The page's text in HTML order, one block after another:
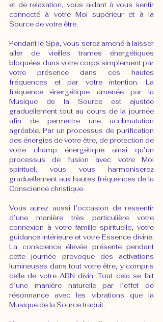
et de relaxation, vous aidant à vous sentir
connecté à votre Moi supérieur et à la
Source de votre être.
Pendant le Spa, vous serez amené à laisser
aller de vieilles trames énergétiques
bloquées dans votre corps simplement par
votre présence dans ces hautes
fréquences et par votre intention. La
fréquence énergétique amenée par la
Musique de la Source est ajustée
graduellement tout au cours de la journée
afin de permettre une acclimatation
agréable. Par un processus de purification
des énergies de votre être, de protection de
votre champ énergétique ainsi qu’un
processus de fusion avec votre Moi
spirituel, vous vous harmoniserez
graduellement aux hautes fréquences de la
Conscience christique.
Vous aurez aussi l’occasion de ressentir
d’une manière très particulière votre
connexion à votre famille spirituelle, votre
guidance intérieure et votre Essence divine.
La conscience élevée présente pendant
cette journée provoque des activations
lumineuses dans tout votre être, y compris
celle de votre ADN divin. Tout cela se fait
d’une manière naturelle par l’effet de
résonnance avec les vibrations que la
Musique de la Source traduit.